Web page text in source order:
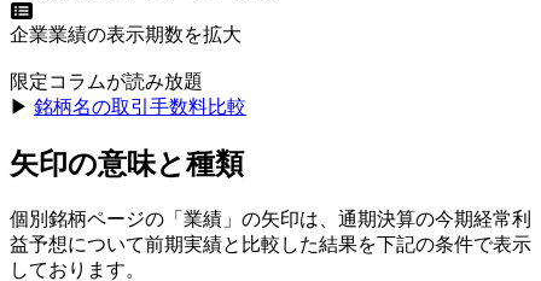
企業業績の表示期数を拡大
限定コラムが読み放題
▶︎ 銘柄名の取引手数料比較
矢印の意味と種類
個別銘柄ページの「業績」の矢印は、通期決算の今期経常利
益予想について前期実績と比較した結果を下記の条件で表示
しております。